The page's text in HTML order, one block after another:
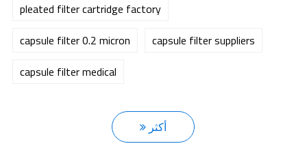
pleated filter cartridge factory
capsule filter 0.2 micron
capsule filter suppliers
capsule filter medical
أكثر